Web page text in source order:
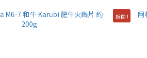
抵食!!